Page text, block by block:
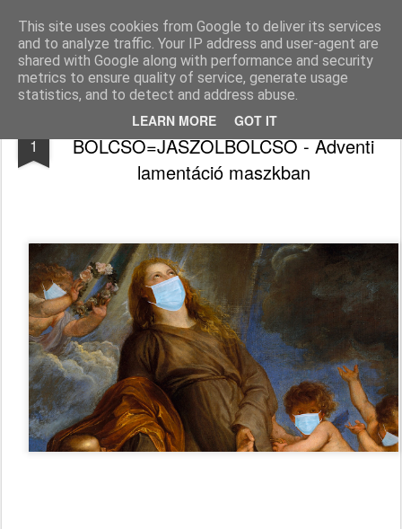
This site uses cookies from Google to deliver its services
and to analyze traffic. Your IP address and user-agent are
shared with Google along with performance and security
metrics to ensure quality of service, generate usage
statistics, and to detect and address abuse.
LEARN MORE GOT IT
Békefy Lajos
Pages
1
JÓSZÓ-BÖLCSŐ+JÓTETT-
BÖLCSŐ=JÁSZOLBÖLCSŐ - Adventi
lamentáció maszkban